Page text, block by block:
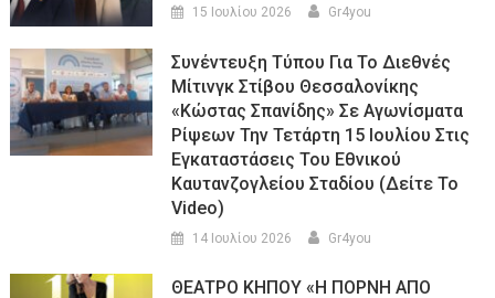
15 Ιουλίου 2026 Gr4you
Συνέντευξη Τύπου Για Το Διεθνές
Μίτινγκ Στίβου Θεσσαλονίκης
«Κώστας Σπανίδης» Σε Αγωνίσματα
Ρίψεων Την Τετάρτη 15 Ιουλίου Στις
Εγκαταστάσεις Του Εθνικού
Καυτανζογλείου Σταδίου (Δείτε Το
Video)
14 Ιουλίου 2026 Gr4you
ΘΕΑΤΡΟ ΚΗΠΟΥ «Η ΠΟΡΝΗ ΑΠΟ